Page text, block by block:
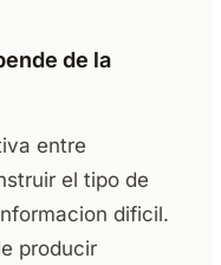
de la
entre
el tipo de
dificil.
producir